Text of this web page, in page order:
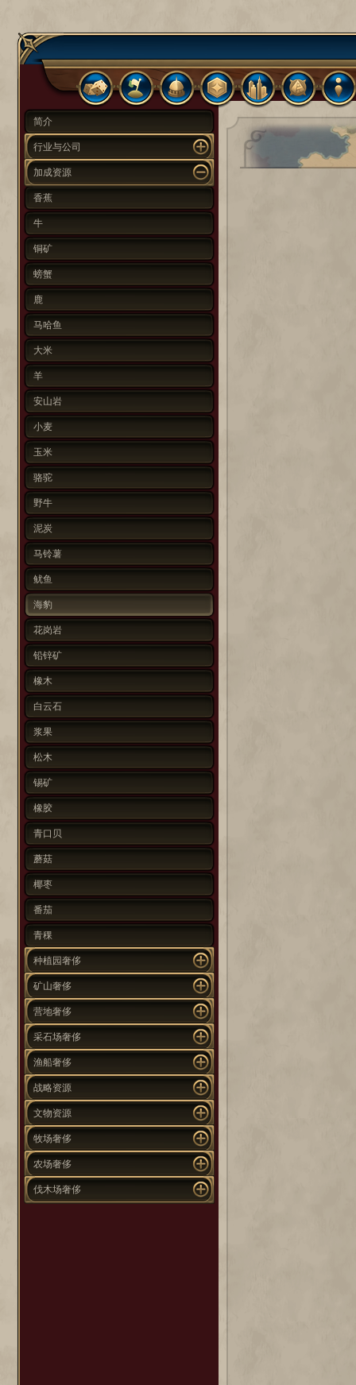
简介
行业与公司
加成资源
香蕉
牛
铜矿
螃蟹
鹿
马哈鱼
大米
羊
安山岩
小麦
玉米
骆驼
野牛
泥炭
马铃薯
鱿鱼
海豹
花岗岩
铅锌矿
橡木
白云石
浆果
松木
锡矿
橡胶
青口贝
蘑菇
椰枣
番茄
青稞
种植园奢侈
矿山奢侈
营地奢侈
采石场奢侈
渔船奢侈
战略资源
文物资源
牧场奢侈
农场奢侈
伐木场奢侈